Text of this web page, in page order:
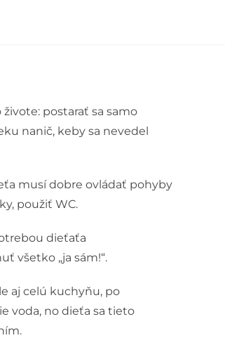
postarať sa samo
nanič, keby sa nevedel
musí dobre ovládať pohyby
použiť WC.
dieťaťa
všetko „ja sám!“.
aj celú kuchyňu, po
voda, no dieťa sa tieto